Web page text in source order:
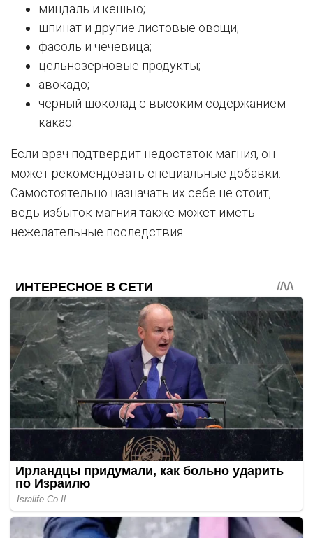
миндаль и кешью;
шпинат и другие листовые овощи;
фасоль и чечевица;
цельнозерновые продукты;
авокадо;
черный шоколад с высоким содержанием
какао.
Если врач подтвердит недостаток магния, он
может рекомендовать специальные добавки.
Самостоятельно назначать их себе не стоит,
ведь избыток магния также может иметь
нежелательные последствия.